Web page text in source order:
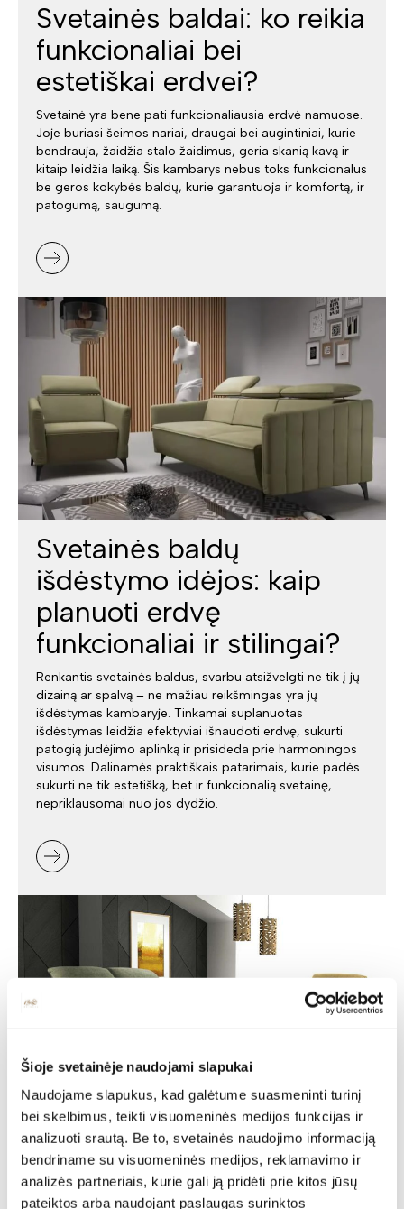
Šioje svetainėje naudojami slapukai
Naudojame slapukus, kad galėtume suasmeninti turinį
bei skelbimus, teikti visuomeninės medijos funkcijas ir
analizuoti srautą. Be to, svetainės naudojimo informaciją
bendriname su visuomeninės medijos, reklamavimo ir
analizės partneriais, kurie gali ją pridėti prie kitos jūsų
pateiktos arba naudojant paslaugas surinktos
Svetainės baldai: ko reikia
funkcionaliai bei
estetiškai erdvei?
Svetainė yra bene pati funkcionaliausia erdvė namuose.
Joje buriasi šeimos nariai, draugai bei augintiniai, kurie
bendrauja, žaidžia stalo žaidimus, geria skanią kavą ir
kitaip leidžia laiką. Šis kambarys nebus toks funkcionalus
be geros kokybės baldų, kurie garantuoja ir komfortą, ir
patogumą, saugumą.
Svetainės baldų
išdėstymo idėjos: kaip
planuoti erdvę
funkcionaliai ir stilingai?
Renkantis svetainės baldus, svarbu atsižvelgti ne tik į jų
dizainą ar spalvą – ne mažiau reikšmingas yra jų
išdėstymas kambaryje. Tinkamai suplanuotas
išdėstymas leidžia efektyviai išnaudoti erdvę, sukurti
patogią judėjimo aplinką ir prisideda prie harmoningos
visumos. Dalinamės praktiškais patarimais, kurie padės
sukurti ne tik estetišką, bet ir funkcionalią svetainę,
nepriklausomai nuo jos dydžio.
Minkšti baldai -
jaukumas ir stilius jūsų
namuose